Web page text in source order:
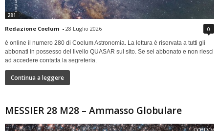
281
Redazione Coelum - 28 Luglio 2026 0
è online il numero 280 di Coelum Astronomia. La lettura è riservata a tutti gli
abbonati in possesso del livello QUASAR sul sito. Se sei abbonato e non riesci
ad accedere contatta la segreteria.
Continua a leggere
MESSIER 28 M28 – Ammasso Globulare